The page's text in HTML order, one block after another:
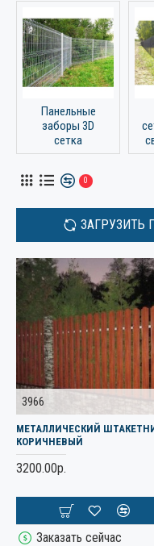
Панельные
заборы 3D
сетка
0
3966
МЕТАЛЛИЧЕСКИЙ
КОРИЧНЕВЫЙ
3200.00р.
Заказать сейчас